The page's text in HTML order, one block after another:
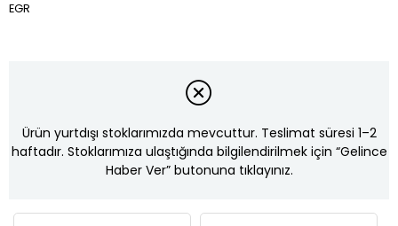
EGR
Ürün yurtdışı stoklarımızda mevcuttur. Teslimat süresi 1–2
haftadır. Stoklarımıza ulaştığında bilgilendirilmek için “Gelince
Haber Ver” butonuna tıklayınız.